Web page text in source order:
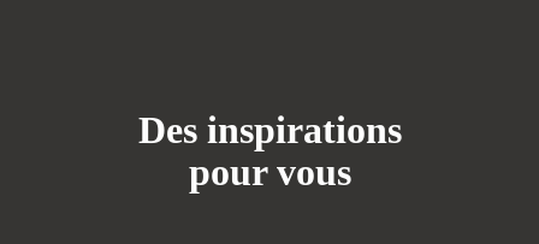
Des inspirations
pour vous